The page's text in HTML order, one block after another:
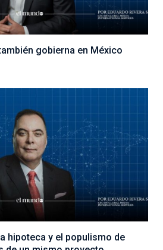
gobierna en México
hipoteca y el populismo de